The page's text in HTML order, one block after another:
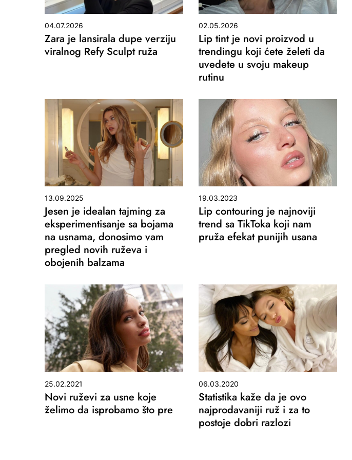
04.07.2026
Zara je lansirala dupe verziju
viralnog Refy Sculpt ruža
02.05.2026
Lip tint je novi proizvod u
trendingu koji ćete želeti da
uvedete u svoju makeup
rutinu
13.09.2025
Jesen je idealan tajming za
eksperimentisanje sa bojama
na usnama, donosimo vam
pregled novih ruževa i
obojenih balzama
19.03.2023
Lip contouring je najnoviji
trend sa TikToka koji nam
pruža efekat punijih usana
25.02.2021
Novi ruževi za usne koje
želimo da isprobamo što pre
06.03.2020
Statistika kaže da je ovo
najprodavaniji ruž i za to
postoje dobri razlozi